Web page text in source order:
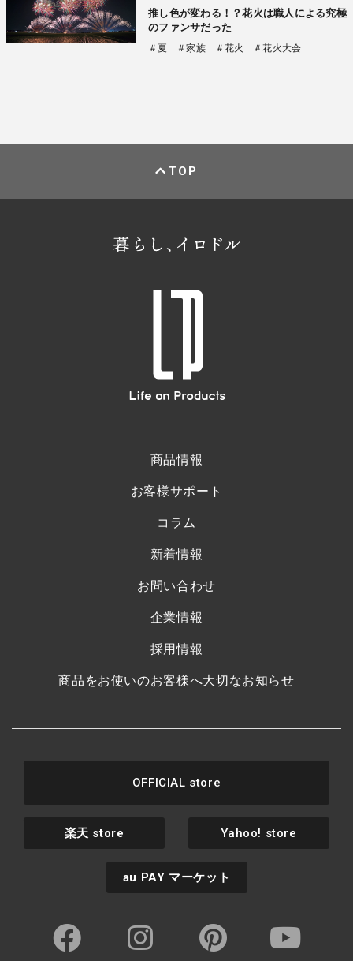
推し色が変わる！？花火は職人による究極
のファンサだった
＃夏 ＃家族 ＃花火 ＃花火大会
TOP
商品情報
お客様サポート
コラム
新着情報
お問い合わせ
企業情報
採用情報
商品をお使いのお客様へ大切なお知らせ
OFFICIAL store
楽天 store Yahoo! store
au PAY マーケット